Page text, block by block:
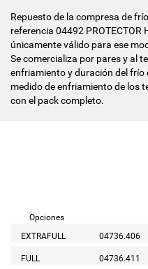
Repuesto de la compresa de
referencia 04492 PROTECTOR
únicamente válido para ese
Se comercializa por pares y al
enfriamiento y duración del frío
medido de enfriamiento de los
con el pack completo.
Opciones
EXTRAFULL
04736.406
FULL 04736.411